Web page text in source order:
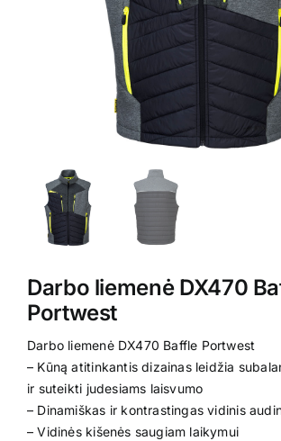
Kontaktai
Darbo liemenė DX470
Portwest
Darbo liemenė DX470 Baffle Portwest
– Kūną atitinkantis dizainas leidžia
ir suteikti judesiams laisvumo
– Dinamiškas ir kontrastingas vidinis
– Vidinės kišenės saugiam laikymui